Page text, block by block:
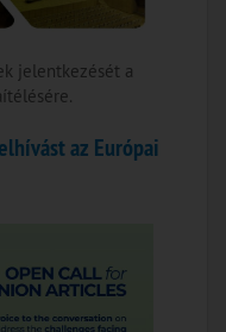
jelentkezését a
az Európai